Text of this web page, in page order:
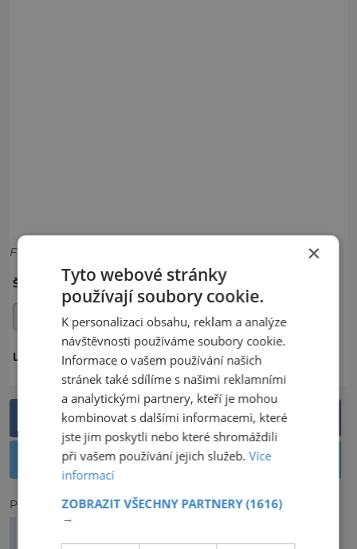
Foto: Shutterstock
ŠTÍTKY: HOSPITÁL KUKS KUKS
LÉČIVÁ MÍSTA
LOKALITA: ČESKO
Sdílet na Facebooku
Sdílet na Twitteru
Předchozí článek
×
Tyto webové stránky
používají soubory cookie.
K personalizaci obsahu, reklam a analýze
návštěvnosti používáme soubory cookie.
Informace o vašem používání našich
stránek také sdílíme s našimi reklamními
a analytickými partnery, kteří je mohou
kombinovat s dalšími informacemi, které
jste jim poskytli nebo které shromáždili
při vašem používání jejich služeb.Více
informací
ZOBRAZIT VŠECHNY PARTNERY(1616)
→